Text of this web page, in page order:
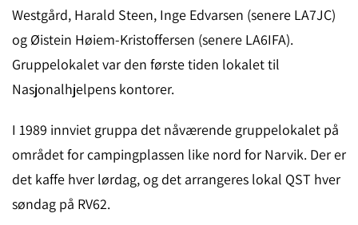
Westgård, Harald Steen, Inge Edvarsen (senere LA7JC)
og Øistein Høiem-Kristoffersen (senere LA6IFA).
Gruppelokalet var den første tiden lokalet til
Nasjonalhjelpens kontorer.
I 1989 innviet gruppa det nåværende gruppelokalet på
området for campingplassen like nord for Narvik. Der er
det kaffe hver lørdag, og det arrangeres lokal QST hver
søndag på RV62.